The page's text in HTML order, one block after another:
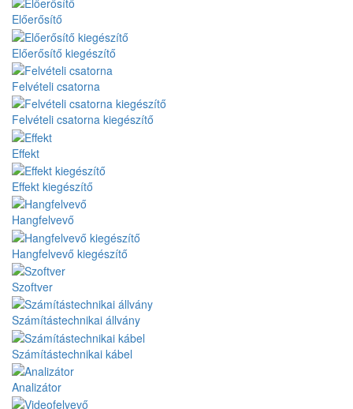
Előerősítő
Előerősítő kiegészítő
Felvételi csatorna
Felvételi csatorna kiegészítő
Effekt
Effekt kiegészítő
Hangfelvevő
Hangfelvevő kiegészítő
Szoftver
Számítástechnikai állvány
Számítástechnikai kábel
Analizátor